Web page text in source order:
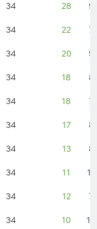
34 28 5
34 22 7
34 20 5
34 18 8
34 18 7
34 17 8
34 13 8
34 11 11
34 12 7
34 10 10